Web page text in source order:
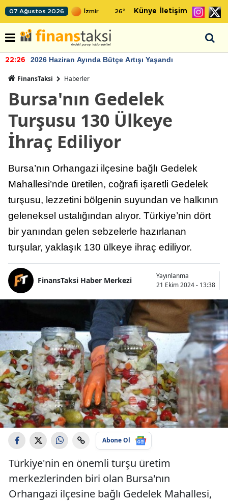
07 Ağustos 2026 26° Künye İletişim
22:26 2026 Haziran Ayında Bütçe Artışı Yaşandı
FinansTaksi Haberler
Bursa'nın Gedelek
Turşusu 130 Ülkeye
İhraç Ediliyor
Bursa’nın Orhangazi ilçesine bağlı Gedelek
Mahallesi’nde üretilen, coğrafi işaretli Gedelek
turşusu, lezzetini bölgenin suyundan ve halkının
geleneksel ustalığından alıyor. Türkiye’nin dört
bir yanından gelen sebzelerle hazırlanan
turşular, yaklaşık 130 ülkeye ihraç ediliyor.
FinansTaksi Haber Merkezi
Yayınlanma
21 Ekim 2024 - 13:38
Abone Ol
Türkiye'nin en önemli turşu üretim
merkezlerinden biri olan Bursa'nın
Orhangazi ilçesine bağlı Gedelek Mahallesi,